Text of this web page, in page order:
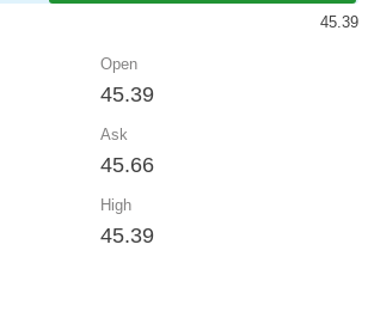
45.39
Open
45.39
Ask
45.66
High
45.39